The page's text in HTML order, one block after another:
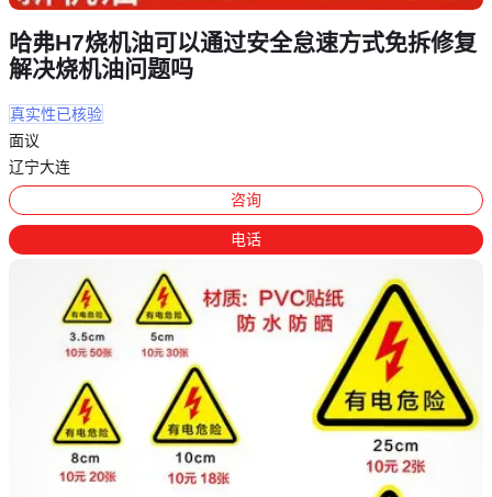
哈弗H7烧机油可以通过安全怠速方式免拆修复
解决烧机油问题吗
真实性已核验
面议
辽宁大连
咨询
电话